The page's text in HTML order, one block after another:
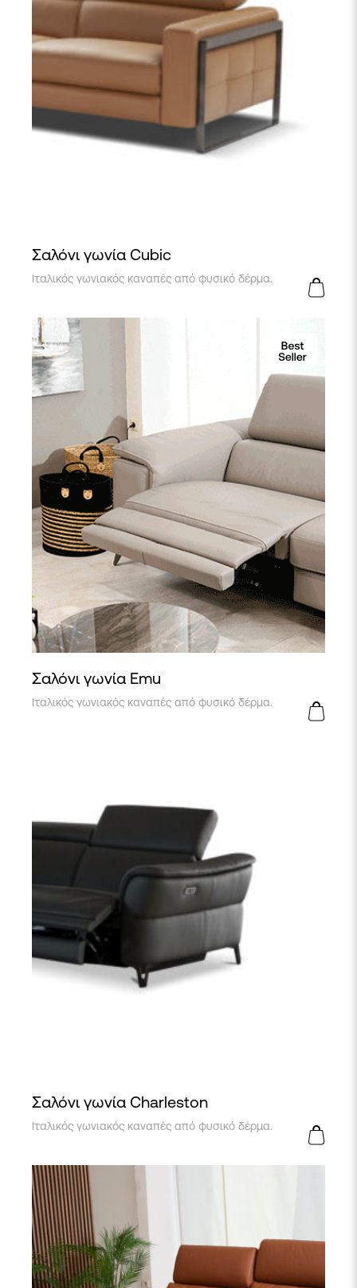
Σαλόνι γωνία Cubic
Ιταλικός γωνιακός καναπές από φυσικό δέρμα.
Σαλόνι γωνία Emu
Ιταλικός γωνιακός καναπές από φυσικό δέρμα.
Σαλόνι γωνία Charleston
Ιταλικός γωνιακός καναπές από φυσικό δέρμα.